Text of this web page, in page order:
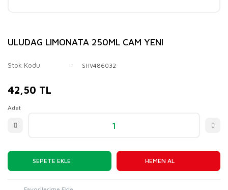
ULUDAG LIMONATA 250ML CAM YENI
Stok Kodu SHV486032
42,50 TL
Adet
SEPETE EKLE HEMEN AL